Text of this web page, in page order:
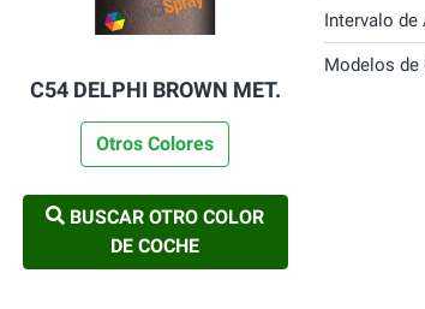
C54 DELPHI BROWN MET.
Otros Colores
BUSCAR OTRO COLOR
DE COCHE
Intervalo de
Modelos de